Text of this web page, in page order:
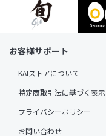
お客様サポート
KAIストアについて
特定商取引法に基づく表示
プライバシーポリシー
お問い合わせ